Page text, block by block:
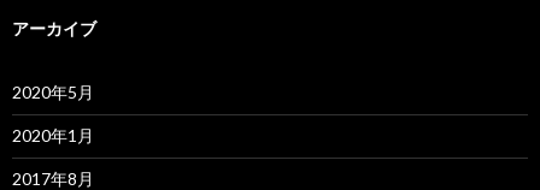
アーカイブ
2020年5月
2020年1月
2017年8月